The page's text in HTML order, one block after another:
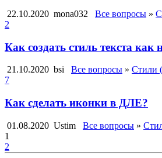
22.10.2020 mona032 Все вопросы »
2
Как создать стиль текста как
21.10.2020 bsi Все вопросы » Стили
7
Как сделать иконки в ДЛЕ?
01.08.2020 Ustim Все вопросы »
1
2